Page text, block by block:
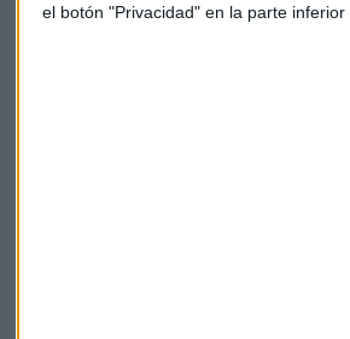
el botón "Privacidad" en la parte inferior